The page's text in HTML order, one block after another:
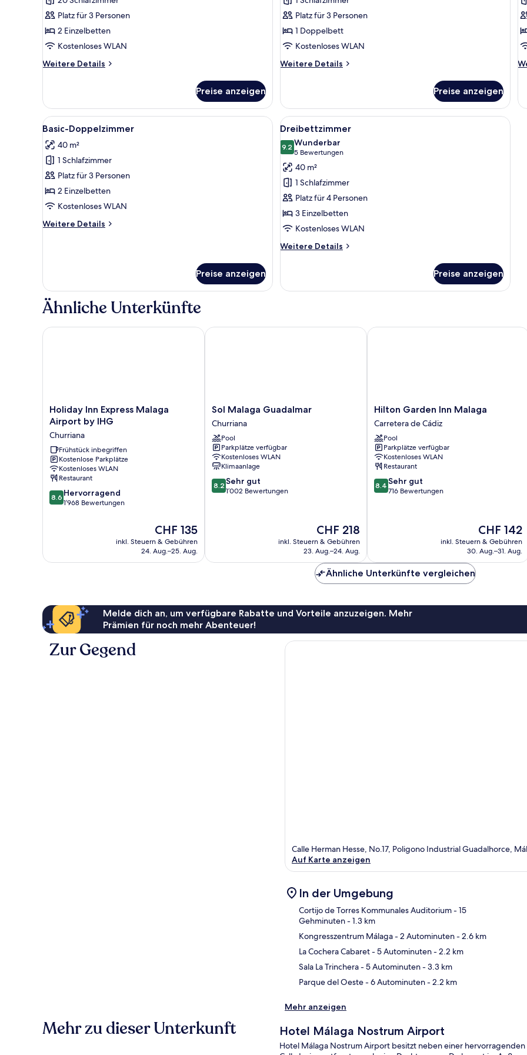
anzeigen
Platz für 3 Personen
2 Einzelbetten
Kostenloses WLAN
Weitere Details
Weitere
2 Einzelbetten
Preise anzeigen
Platz für 3 Personen
1 Doppelbett
Kostenloses WLAN
Weitere Details
Weitere
Preise anzeigen
Alle
Fotos
für
Basic-
Doppelzimmer
anzeigen
Ein Hotelzimmer mit zwei Betten, einem Fernseher, einem kleinen Tisch mit Stuhl und einem Spiegel.
8
Basic-Doppelzimmer
40 m²
1 Schlafzimmer
Platz für 3 Personen
2 Einzelbetten
Kostenloses WLAN
Weitere Details
Weitere
Preise anzeigen
Alle
Fotos
für
Dreibettzimmer
anzeigen
Ein Hotelzimmer mit zwei Betten,
9
Dreibettzimmer
9.29.2 von 10
Wunderbar
5 Bewertungen
(5
Bewertungen)
40 m²
1 Schlafzimmer
Platz für 4 Personen
3 Einzelbetten
Kostenloses WLAN
Weitere Details
Weitere
Preise anzeigen
Ähnliche Unterkünfte
Holiday
Inn
Express
Malaga
Airport
by
IHG
Churriana
Holiday Inn Express Malaga
Airport by IHG
Churriana
Frühstück inbegriffen
Kostenlose Parkplätze
Kostenloses WLAN
Restaurant
8.6
von
8.6 Hervorragend
1’968 Bewertungen
Der
Preis
beträgt
CHF 135
inkl. Steuern & Gebühren
24. Aug.–25. Aug.
Holiday Inn Express Malaga Airport by IHG
Sol
Malaga
Guadalmar
Churriana
Sol Malaga Guadalmar
Churriana
Pool
Parkplätze verfügbar
Kostenloses WLAN
Klimaanlage
8.2
von
8.2 Sehr gut
1’002 Bewertungen
Der
Preis
beträgt
CHF 218
inkl. Steuern & Gebühren
23. Aug.–24. Aug.
Sol Malaga Guadalmar
Hilton
Garden
Inn
Malaga
Carretera
de
Cádiz
Hilton Garden Inn Malaga
Carretera de Cádiz
Pool
Parkplätze verfügbar
Kostenloses WLAN
Restaurant
8.4
von
8.4 Sehr gut
716 Bewertungen
Der
Preis
beträgt
CHF 142
inkl. Steuern & Gebühren
30. Aug.–31. Aug.
Hilton Garden Inn Malaga
Ähnliche Unterkünfte vergleichen
Melde dich an, um verfügbare Rabatte und Vorteile anzuzeigen. Mehr
Prämien für noch mehr Abenteuer!
Zur Gegend
Calle Herman Hesse, No.17, Poligono Industrial Guadalhorce,
Auf Karte anzeigen
In der Umgebung
Cortijo de Torres Kommunales Auditorium- 15
Gehminuten- 1.3 km
Kongresszentrum Málaga- 2 Autominuten- 2.6 km
La Cochera Cabaret- 5 Autominuten- 2.2 km
Sala La Trinchera- 5 Autominuten- 3.3 km
Parque del Oeste- 6 Autominuten- 2.2 km
Mehr anzeigen
Mehr zu dieser Unterkunft Hotel Málaga Nostrum Airport
Hotel Málaga Nostrum Airport besitzt neben einer